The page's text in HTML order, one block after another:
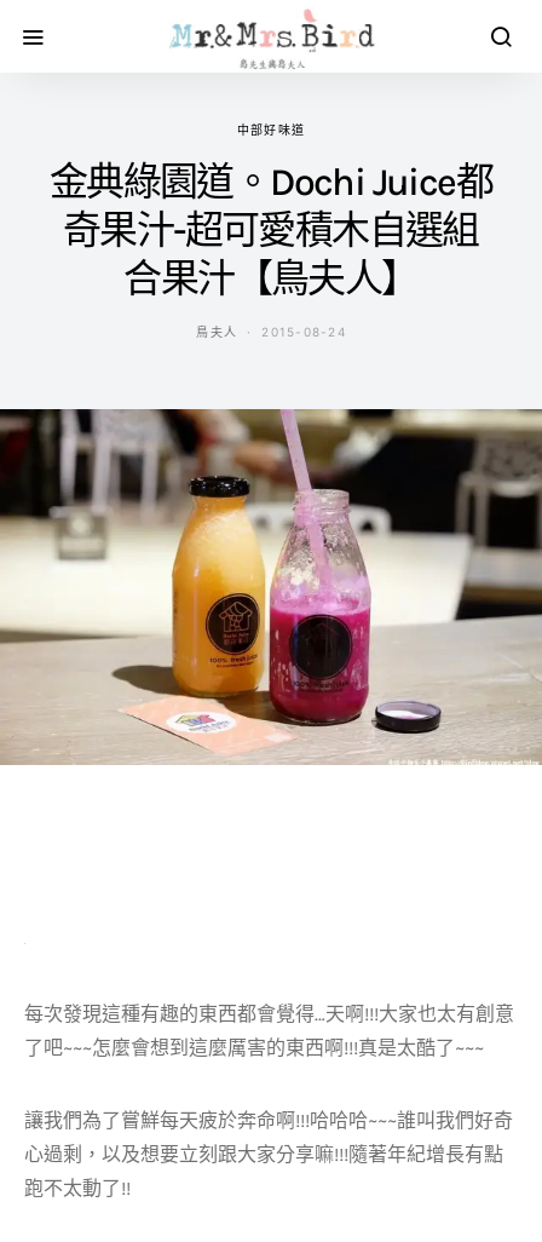
中部好味道
金典綠園道。Dochi Juice都
奇果汁-超可愛積木自選組
合果汁【鳥夫人】
鳥夫人 2015-08-24
每次發現這種有趣的東西都會覺得…天啊!!!大家也太有創意
了吧~~~怎麼會想到這麼厲害的東西啊!!!真是太酷了~~~
讓我們為了嘗鮮每天疲於奔命啊!!!哈哈哈~~~誰叫我們好奇
心過剩，以及想要立刻跟大家分享嘛!!!隨著年紀增長有點
跑不太動了!!